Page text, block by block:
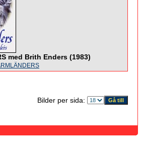
med Brith Enders (1983)
Bilder per sida: